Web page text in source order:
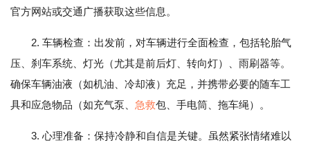
官方网站或交通广播获取这些信息。
2. 车辆检查：出发前，对车辆进行全面检查，包括轮胎气
压、刹车系统、灯光（尤其是前后灯、转向灯）、雨刷器等。
确保车辆油液（如机油、冷却液）充足，并携带必要的随车工
具和应急物品（如充气泵、 急救包、手电筒、拖车绳）。
3. 心理准备：保持冷静和自信是关键。虽然紧张情绪难以